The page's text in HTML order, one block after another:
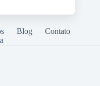
Blog
Contato